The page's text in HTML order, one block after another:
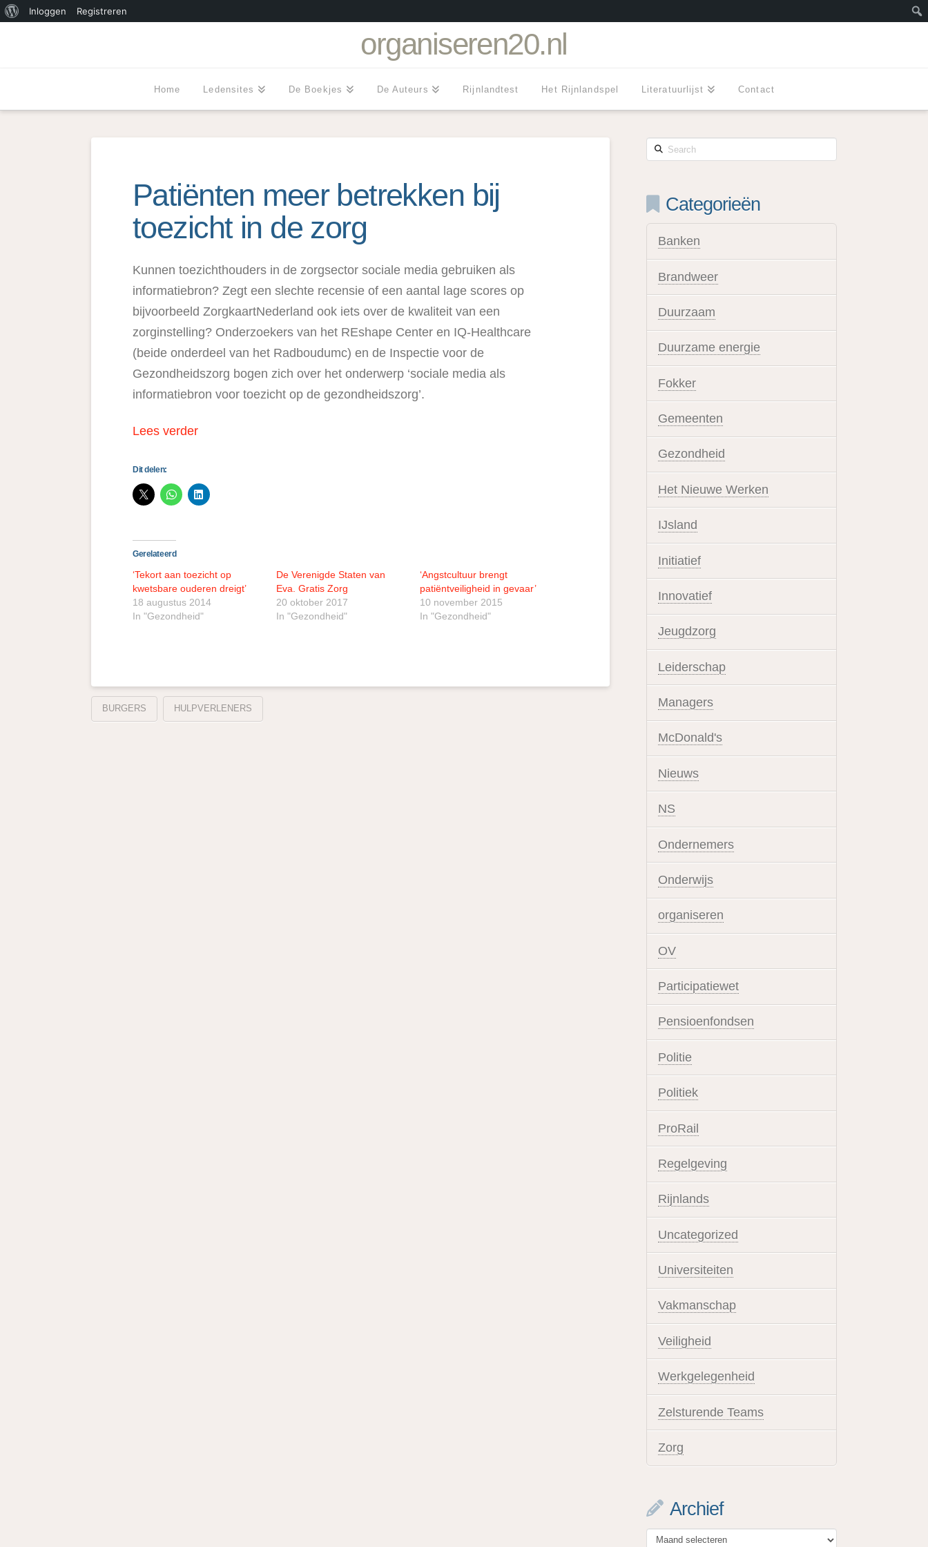
Over
Inloggen
Registreren
organiseren20.nl
Home Ledensites De Boekjes De Auteurs Rijnlandtest Het Rijnlandspel Literatuurlijst Contact
Patiënten meer betrekken bij
toezicht in de zorg
Kunnen toezichthouders in de zorgsector sociale media gebruiken als
informatiebron? Zegt een slechte recensie of een aantal lage scores op
bijvoorbeeld ZorgkaartNederland ook iets over de kwaliteit van een
zorginstelling? Onderzoekers van het REshape Center en IQ-Healthcare
(beide onderdeel van het Radboudumc) en de Inspectie voor de
Gezondheidszorg bogen zich over het onderwerp ‘sociale media als
informatiebron voor toezicht op de gezondheidszorg’.
Lees verder
Dit delen:
Gerelateerd
‘Tekort aan toezicht op
kwetsbare ouderen dreigt’
18 augustus 2014
In "Gezondheid"
De Verenigde Staten van
Eva. Gratis Zorg
20 oktober 2017
In "Gezondheid"
‘Angstcultuur brengt
patiëntveiligheid in gevaar’
10 november 2015
In "Gezondheid"
BURGERS HULPVERLENERS
Search
Categorieën
Banken
Brandweer
Duurzaam
Duurzame energie
Fokker
Gemeenten
Gezondheid
Het Nieuwe Werken
IJsland
Initiatief
Innovatief
Jeugdzorg
Leiderschap
Managers
McDonald's
Nieuws
NS
Ondernemers
Onderwijs
organiseren
OV
Participatiewet
Pensioenfondsen
Politie
Politiek
ProRail
Regelgeving
Rijnlands
Uncategorized
Universiteiten
Vakmanschap
Veiligheid
Werkgelegenheid
Zelsturende Teams
Zorg
Archief
Archief